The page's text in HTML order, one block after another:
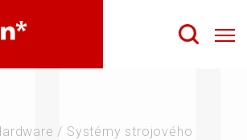
/ Systémy strojového